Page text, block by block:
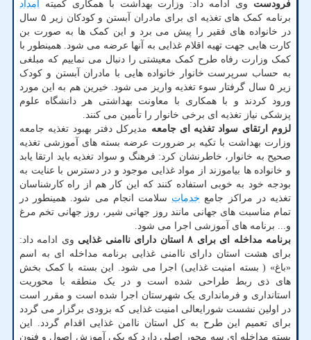
فرودست وی ادامه داد: وزارت بهداشت با همکاری کمیته
امداد
برنامه کمک های تغذیه ای برای مادران آبستن و کودکان زیر ۵ سال
در خانواده های فقیر را پیش می برد و این کمک ها به صورت بن
کارت هایی جهت تهیه اقلام غذایی به آنها عرضه می شود. همینطور با
کمک وزارت رفاه طرح کمک معیشتی را دنبال می نماییم که مبلغی
به حساب سرپرست خانوار خانواده هایی با مادران آبستن و کودک
زیر ۵ سال گرفتار سوء تغذیه واریز می شود. خیرین هم به این مورد
ورود کردند و با همکاری با معاونت بهداشتی هر دانشگاه علوم
پزشکی نیاز تغذیه ای برخی خانوار را تأمین می کنند.
لزوم ارتقای سواد تغذیه ای جامعه مدیرکل دفتر بهبود تغذیه جامعه
وزارت بهداشت با تکیه بر ضرورت عرضه بسته های آموزشی تغذیه
صحیح به خانوار، خاطرنشان کرد: فرهنگ و سواد تغذیه باید ارتقا یابد
و خانواده ها بیاموزند از مواد غذایی موجود و در دسترس با عنایت به
بودجه خود به خوبی استفاده کنند که این کار هم از راه کارشناسان
تغذیه در مراکز جامع خدمات سلامت انجام می شود. همینطور در
تمام مناسبت های جهانی مانند روز جهانی شیر، روز جهانی تخم مرغ
و... برنامه های آموزشی اجرا می شود.
برنامه مداخله ای برای ۸ استان دارای ناامنی غذایی
وی ادامه داد:
برای هشت استان دارای ناامنی غذایی برنامه مداخله ای به اسم
«باغ» ( بسته امنیت غذایی) اجرا می شود. این بسته با کمک بخش
های ذی ربط طراحی شده است و در یک منطقه با محوریت
استانداری و فرمانداری یک شهرستان اجرا شده است و مقرر است
در اولین نشست شورایعالی امنیت غذایی که بزودی برگزار می گردد
برای تعمیم این طرح به کل استان ناامن غذایی اقدام گردد. این
بسته مداخله ای سه محور اصلی دارد که یکی آموزش اصول و فنون